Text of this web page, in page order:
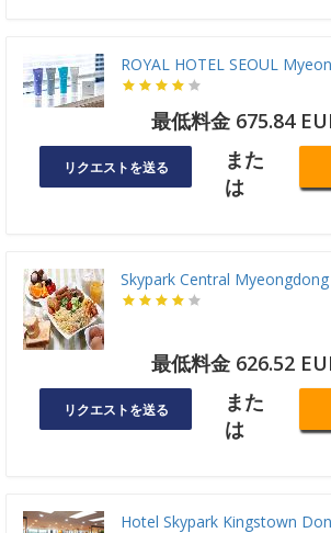
ROYAL HOTEL SEOUL
最低料金 675.84
リクエストを送る
また
は
Skypark Central Myeongdong
最低料金 626.52
リクエストを送る
また
は
Hotel Skypark Kingstown